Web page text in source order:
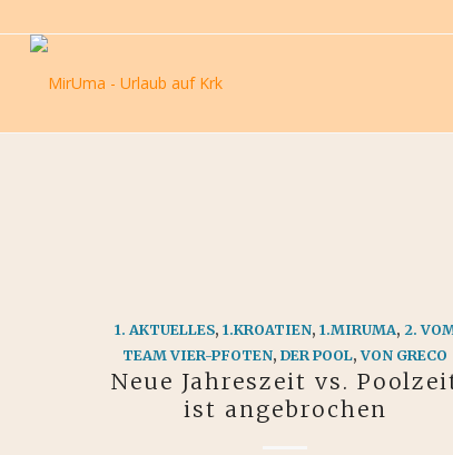
1. AKTUELLES, 1.KROATIEN, 1.MIRUMA, 2.
TEAM VIER-PFOTEN,DER POOL,VON GRECO
Neue Jahreszeit vs.
ist angebrochen